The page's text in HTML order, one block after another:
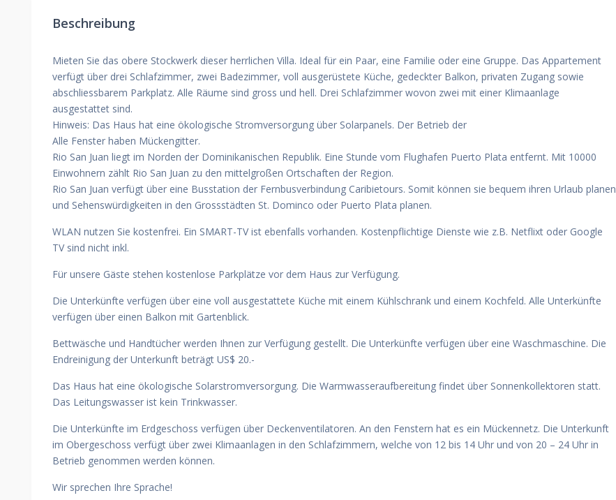
Beschreibung
Mieten Sie das obere Stockwerk dieser herrlichen Villa. Ideal für ein Paar, eine Familie oder eine Gruppe. Das Appartement
verfügt über drei Schlafzimmer, zwei Badezimmer, voll ausgerüstete Küche, gedeckter Balkon, privaten Zugang sowie
abschliessbarem Parkplatz. Alle Räume sind gross und hell. Drei Schlafzimmer wovon zwei mit einer Klimaanlage
ausgestattet sind.
Hinweis: Das Haus hat eine ökologische Stromversorgung über Solarpanels. Der Betrieb der
Alle Fenster haben Mückengitter.
Rio San Juan liegt im Norden der Dominikanischen Republik. Eine Stunde vom Flughafen Puerto Plata entfernt. Mit 10000
Einwohnern zählt Rio San Juan zu den mittelgroßen Ortschaften der Region.
Rio San Juan verfügt über eine Busstation der Fernbusverbindung Caribietours. Somit können sie bequem ihren Urlaub planen
und Sehenswürdigkeiten in den Grossstädten St. Dominco oder Puerto Plata planen.
WLAN nutzen Sie kostenfrei. Ein SMART-TV ist ebenfalls vorhanden. Kostenpflichtige Dienste wie z.B. Netflixt oder Google
TV sind nicht inkl.
Für unsere Gäste stehen kostenlose Parkplätze vor dem Haus zur Verfügung.
Die Unterkünfte verfügen über eine voll ausgestattete Küche mit einem Kühlschrank und einem Kochfeld. Alle Unterkünfte
verfügen über einen Balkon mit Gartenblick.
Bettwäsche und Handtücher werden Ihnen zur Verfügung gestellt. Die Unterkünfte verfügen über eine Waschmaschine. Die
Endreinigung der Unterkunft beträgt US$ 20.-
Das Haus hat eine ökologische Solarstromversorgung. Die Warmwasseraufbereitung findet über Sonnenkollektoren statt.
Das Leitungswasser ist kein Trinkwasser.
Die Unterkünfte im Erdgeschoss verfügen über Deckenventilatoren. An den Fenstern hat es ein Mückennetz. Die Unterkunft
im Obergeschoss verfügt über zwei Klimaanlagen in den Schlafzimmern, welche von 12 bis 14 Uhr und von 20 – 24 Uhr in
Betrieb genommen werden können.
Wir sprechen Ihre Sprache!